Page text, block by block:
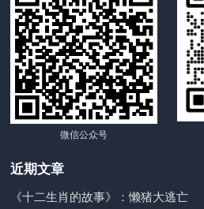
微信公众号
近期文章
《十二生肖的故事》：懒猪大逃亡